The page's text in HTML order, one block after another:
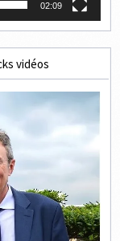
02:09
vidéos